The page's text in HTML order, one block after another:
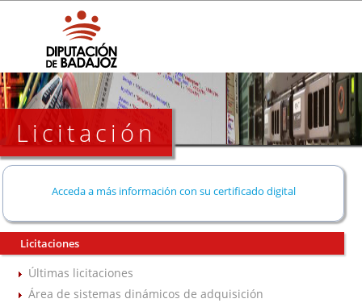
Licitación
Acceda a más información con su certificado digital
Licitaciones
Últimas licitaciones
Área de sistemas dinámicos de adquisición